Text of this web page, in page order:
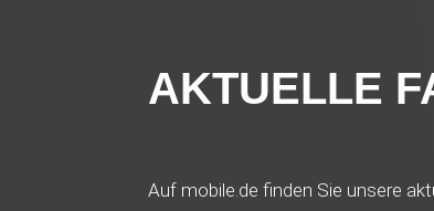
AKTUELLE
Auf mobile.de finden Sie unsere